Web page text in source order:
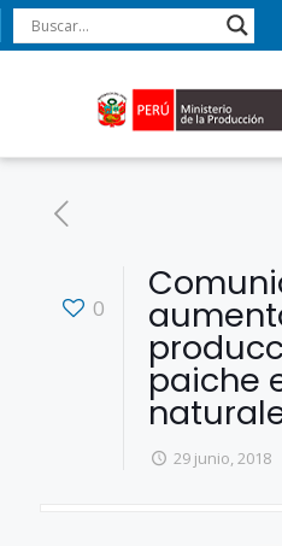
0
paiche
29 junio, 2018